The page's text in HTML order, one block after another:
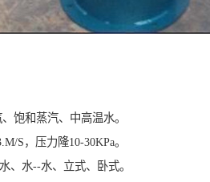
饱和蒸汽、中高温水。
S，压力隆10-30KPa。
、水--水、立式、卧式。